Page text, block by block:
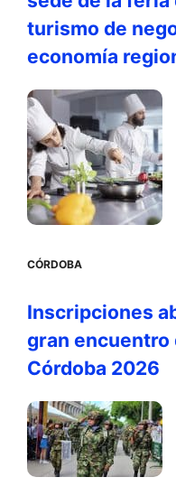
turismo de
economía
CÓRDOBA
Inscripciones
gran encuentro
Córdoba 2026